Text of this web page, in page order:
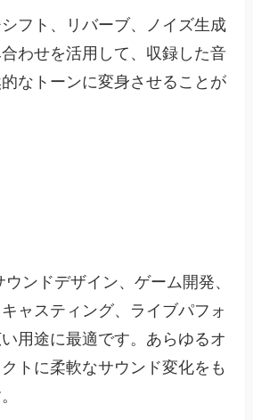
フト、リバーブ、ノイズ生成
わせを活用して、収録した音
なトーンに変身させることが
ンドデザイン、ゲーム開発、
ャスティング、ライブパフォ
用途に最適です。あらゆるオ
トに柔軟なサウンド変化をも